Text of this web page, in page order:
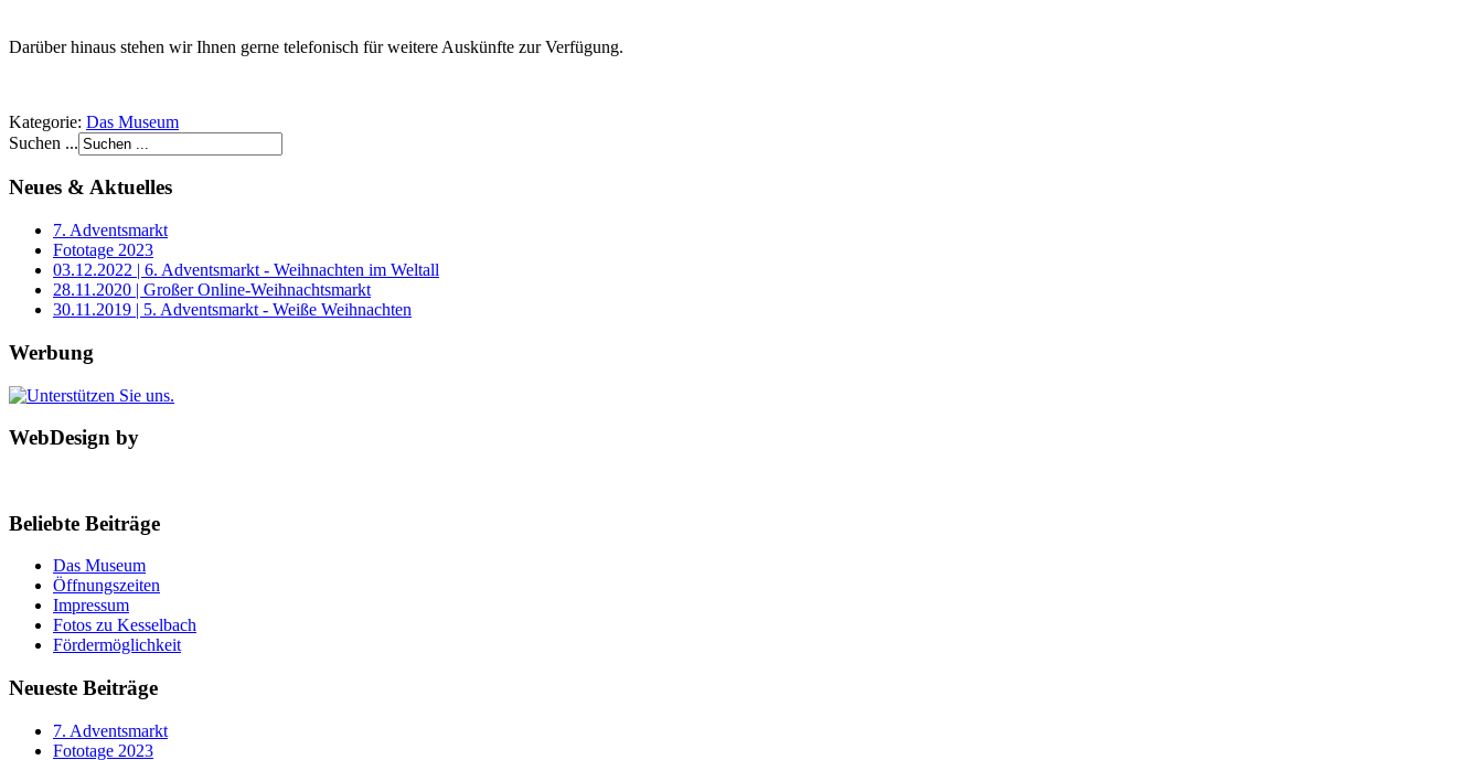
Darüber hinaus stehen wir Ihnen gerne telefonisch für weitere Auskünfte zur Verfügung.
Kategorie: Das Museum
Suchen ...
Neues & Aktuelles
7. Adventsmarkt
Fototage 2023
03.12.2022 | 6. Adventsmarkt - Weihnachten im Weltall
28.11.2020 | Großer Online-Weihnachtsmarkt
30.11.2019 | 5. Adventsmarkt - Weiße Weihnachten
Werbung
WebDesign by
Beliebte Beiträge
Das Museum
Öffnungszeiten
Impressum
Fotos zu Kesselbach
Fördermöglichkeit
Neueste Beiträge
7. Adventsmarkt
Fototage 2023